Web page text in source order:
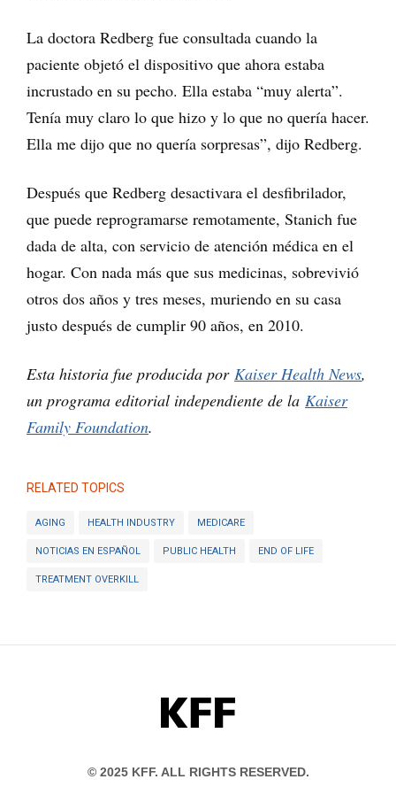
La doctora Redberg fue consultada cuando la
paciente objetó el dispositivo que ahora estaba
incrustado en su pecho. Ella estaba “muy alerta”.
Tenía muy claro lo que hizo y lo que no quería hacer.
Ella me dijo que no quería sorpresas”, dijo Redberg.
Después que Redberg desactivara el desfibrilador,
que puede reprogramarse remotamente, Stanich fue
dada de alta, con servicio de atención médica en el
hogar. Con nada más que sus medicinas, sobrevivió
otros dos años y tres meses, muriendo en su casa
justo después de cumplir 90 años, en 2010.
Esta historia fue producida por Kaiser Health News,
un programa editorial independiente de la Kaiser
Family Foundation.
RELATED TOPICS
AGING HEALTH INDUSTRY MEDICARE
NOTICIAS EN ESPAÑOL PUBLIC HEALTH END OF LIFE
TREATMENT OVERKILL
KFF
© 2025 KFF. ALL RIGHTS RESERVED.